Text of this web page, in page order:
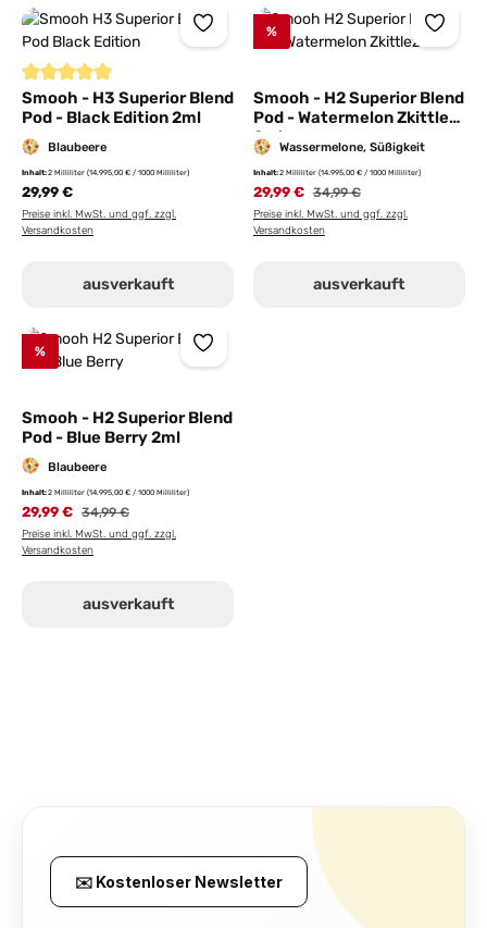
Durchschnittliche Bewertung von 5 von 5 Sternen
Smooh - H3 Superior Blend
Pod - Black Edition 2ml
Blaubeere
Inhalt:2 Milliliter (14.995,00 € / 1000 Milliliter)
29,99 €
Preise inkl. MwSt. und ggf. zzgl.
Versandkosten
ausverkauft
%
Smooh - H2 Superior Blend
Pod - Watermelon Zkittlez
2ml
Wassermelone, Süßigkeit
Inhalt:2 Milliliter (14.995,00 € / 1000 Milliliter)
29,99 € Regulärer Preis:
34,99 €
Preise inkl. MwSt. und ggf. zzgl.
Versandkosten
ausverkauft
%
Smooh - H2 Superior Blend
Pod - Blue Berry 2ml
Blaubeere
Inhalt:2 Milliliter (14.995,00 € / 1000 Milliliter)
29,99 € Regulärer Preis:
34,99 €
Preise inkl. MwSt. und ggf. zzgl.
Versandkosten
ausverkauft
✉️ Kostenloser Newsletter